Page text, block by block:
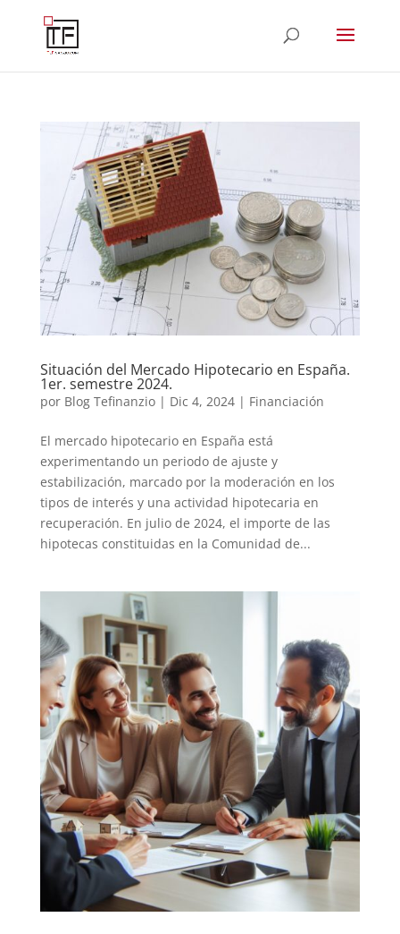
Situación del Mercado Hipotecario en España.
1er. semestre 2024.
por Blog Tefinanzio| Dic 4, 2024| Financiación
El mercado hipotecario en España está
experimentando un periodo de ajuste y
estabilización, marcado por la moderación en los
tipos de interés y una actividad hipotecaria en
recuperación. En julio de 2024, el importe de las
hipotecas constituidas en la Comunidad de...